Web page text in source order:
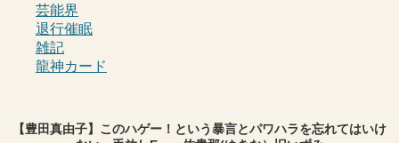
芸能界
退行催眠
雑記
龍神カード
【豊田真由子】このハゲー！という暴言とパワハラを忘れてはいけ